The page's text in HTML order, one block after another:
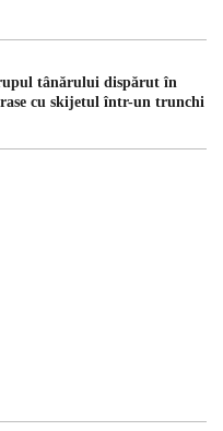
tânărului dispărut în
cu skijetul într-un trunchi